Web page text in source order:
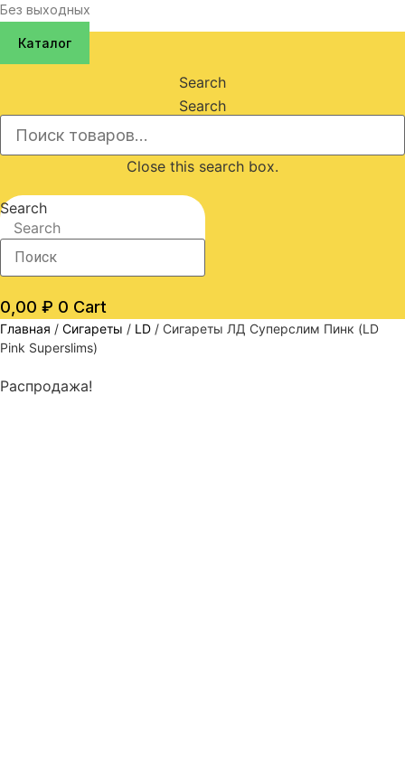
Без выходных
Каталог
Search
Search
Close this search box.
Search
Search
0,00 ₽ 0 Cart
Главная / Сигареты / LD / Сигареты ЛД Суперслим Пинк (LD
Pink Superslims)
Распродажа!